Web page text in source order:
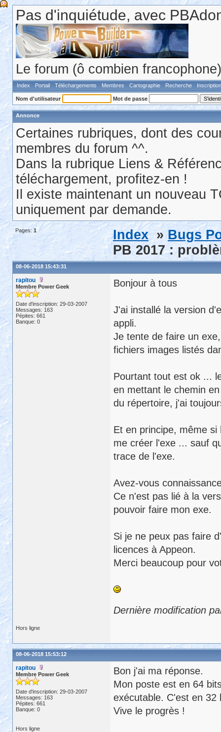
Pas d'inquiétude, avec
Le forum (ô combien
Index Portail Téléchargements Membres Cartographie Recherche Inscription
Nom d'utilisateur Mot de passe
Annonce
Certaines rubriques, dont des
membres du forum ^^.
Dans la rubrique Liens &
téléchargement, profitez-en !
Il existe maintenant un nouveau
uniquement par demande.
Pages: 1 Index »Bugs
PB 2017 :
08-06-2018 15:43:31
rapitou
Membre Power Geek
Date d'inscription: 29-03-2007
Messages: 163
Pépites: 661
Banque: 0
Bonjour à tous
J'ai installé la version
appli.
Je tente de faire un
fichiers images listés
Pourtant tout est ok ...
en mettant le chemin
du répertoire, j'ai
Et en principe, même
me créer l'exe ... sauf
trace de l'exe.
Avez-vous
Ce n'est pas lié à la
pouvoir faire mon exe.
Si je ne peux pas faire
licences à Appeon.
Merci beaucoup pour
Dernière modification
Hors ligne
08-06-2018 15:53:12
rapitou
Membre Power Geek
Date d'inscription: 29-03-2007
Messages: 163
Pépites: 661
Banque: 0
Bon j'ai ma réponse.
Mon poste est en 64
exécutable. C'est en 32
Vive le progrès !
Hors ligne